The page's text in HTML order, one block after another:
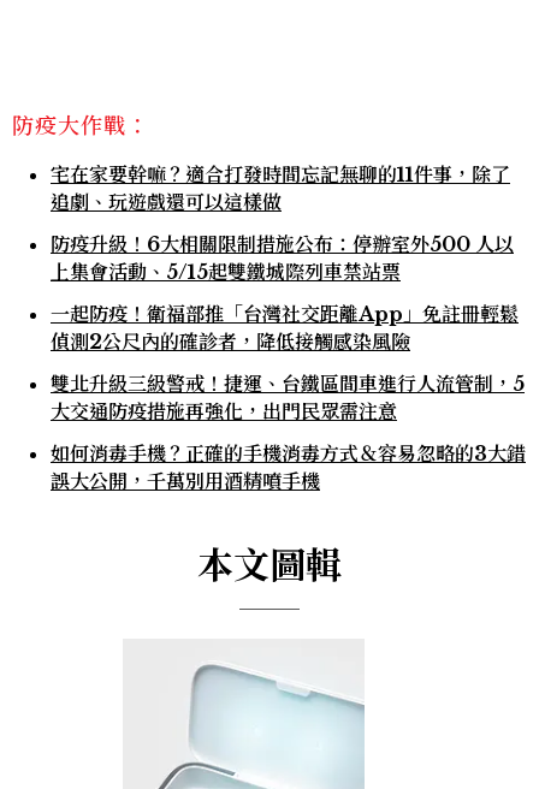
防疫大作戰：
宅在家要幹嘛？適合打發時間忘記無聊的11件事，除了
追劇、玩遊戲還可以這樣做
防疫升級！6大相關限制措施公布：停辦室外500 人以
上集會活動、5/15起雙鐵城際列車禁站票
一起防疫！衛福部推「台灣社交距離App」免註冊輕鬆
偵測2公尺內的確診者，降低接觸感染風險
雙北升級三級警戒！捷運、台鐵區間車進行人流管制，5
大交通防疫措施再強化，出門民眾需注意
如何消毒手機？正確的手機消毒方式＆容易忽略的3大錯
誤大公開，千萬別用酒精噴手機
本文圖輯